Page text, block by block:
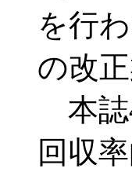
を行
の改
本誌
回収